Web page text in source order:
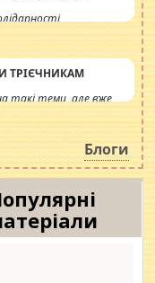
ТРІЄЧНИКАМ
такі теми, але вже
інсенуації
Штучно
катастрофа.
Блоги